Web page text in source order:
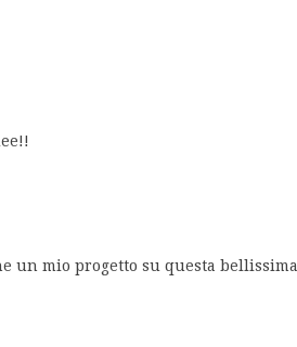
un mio progetto su questa